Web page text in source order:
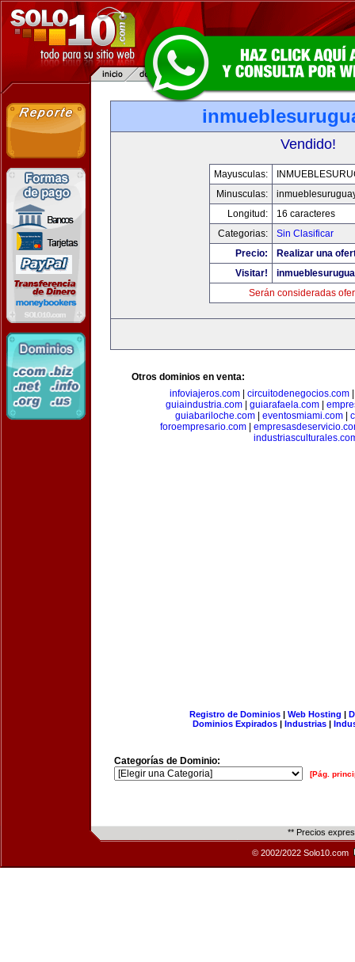
Vendido!
Mayusculas:
Minusculas:
Longitud:
16 caracteres
Categorias:
Sin Clasificar
Precio:
Realizar una
Visitar!
Serán consideradas
Otros dominios en venta:
infoviajeros.com
circuitodenegocios.com
guiaindustria.com
guiarafaela.com
guiabariloche.com
eventosmiami.com
foroempresario.com|
Registro de Dominios| Web Hosting |
Dominios Expirados | Industrias |
Categorías de Dominio:
[Pág.
** Precios
© 2002/2022 Solo10.com